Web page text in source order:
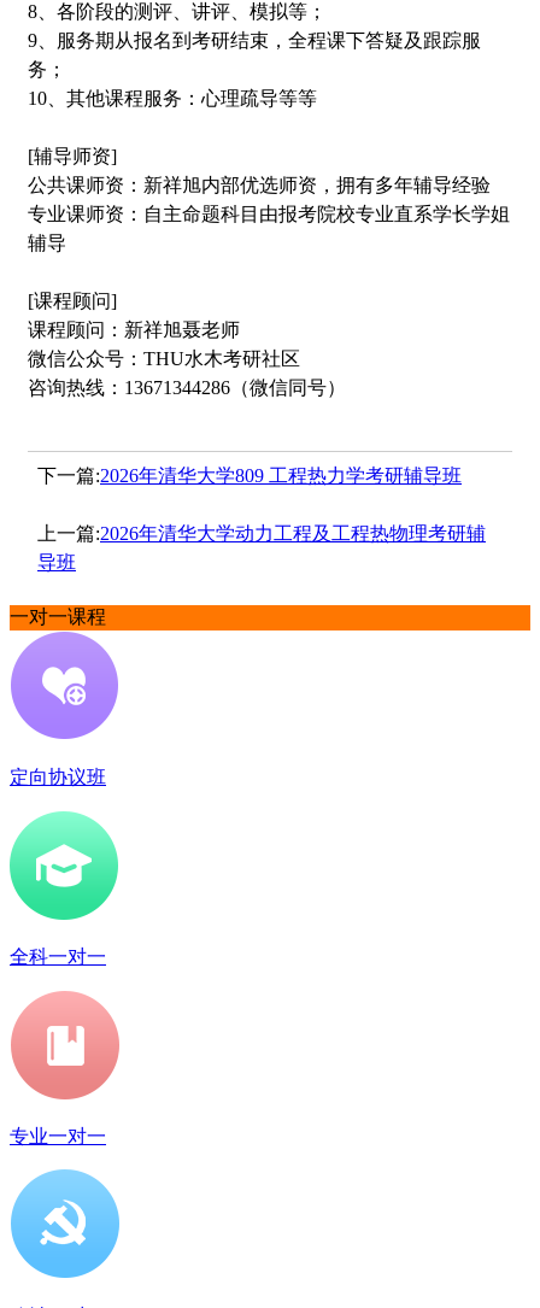
8、各阶段的测评、讲评、模拟等；
9、服务期从报名到考研结束，全程课下答疑及跟踪服
务；
10、其他课程服务：心理疏导等等
[辅导师资]
公共课师资：新祥旭内部优选师资，拥有多年辅导经验
专业课师资：自主命题科目由报考院校专业直系学长学姐
辅导
[课程顾问]
课程顾问：新祥旭聂老师
微信公众号：THU水木考研社区
咨询热线：13671344286（微信同号）
下一篇:2026年清华大学809 工程热力学考研辅导班
上一篇:2026年清华大学动力工程及工程热物理考研辅
导班
一对一课程
定向协议班
全科一对一
专业一对一